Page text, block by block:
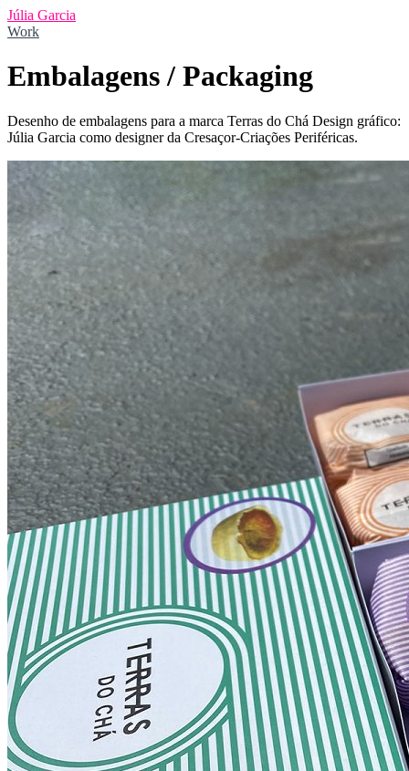
Júlia Garcia
Work
Embalagens / Packaging
Desenho de embalagens para a marca Terras do Chá Design gráfico:
Júlia Garcia como designer da Cresaçor-Criações Periféricas.